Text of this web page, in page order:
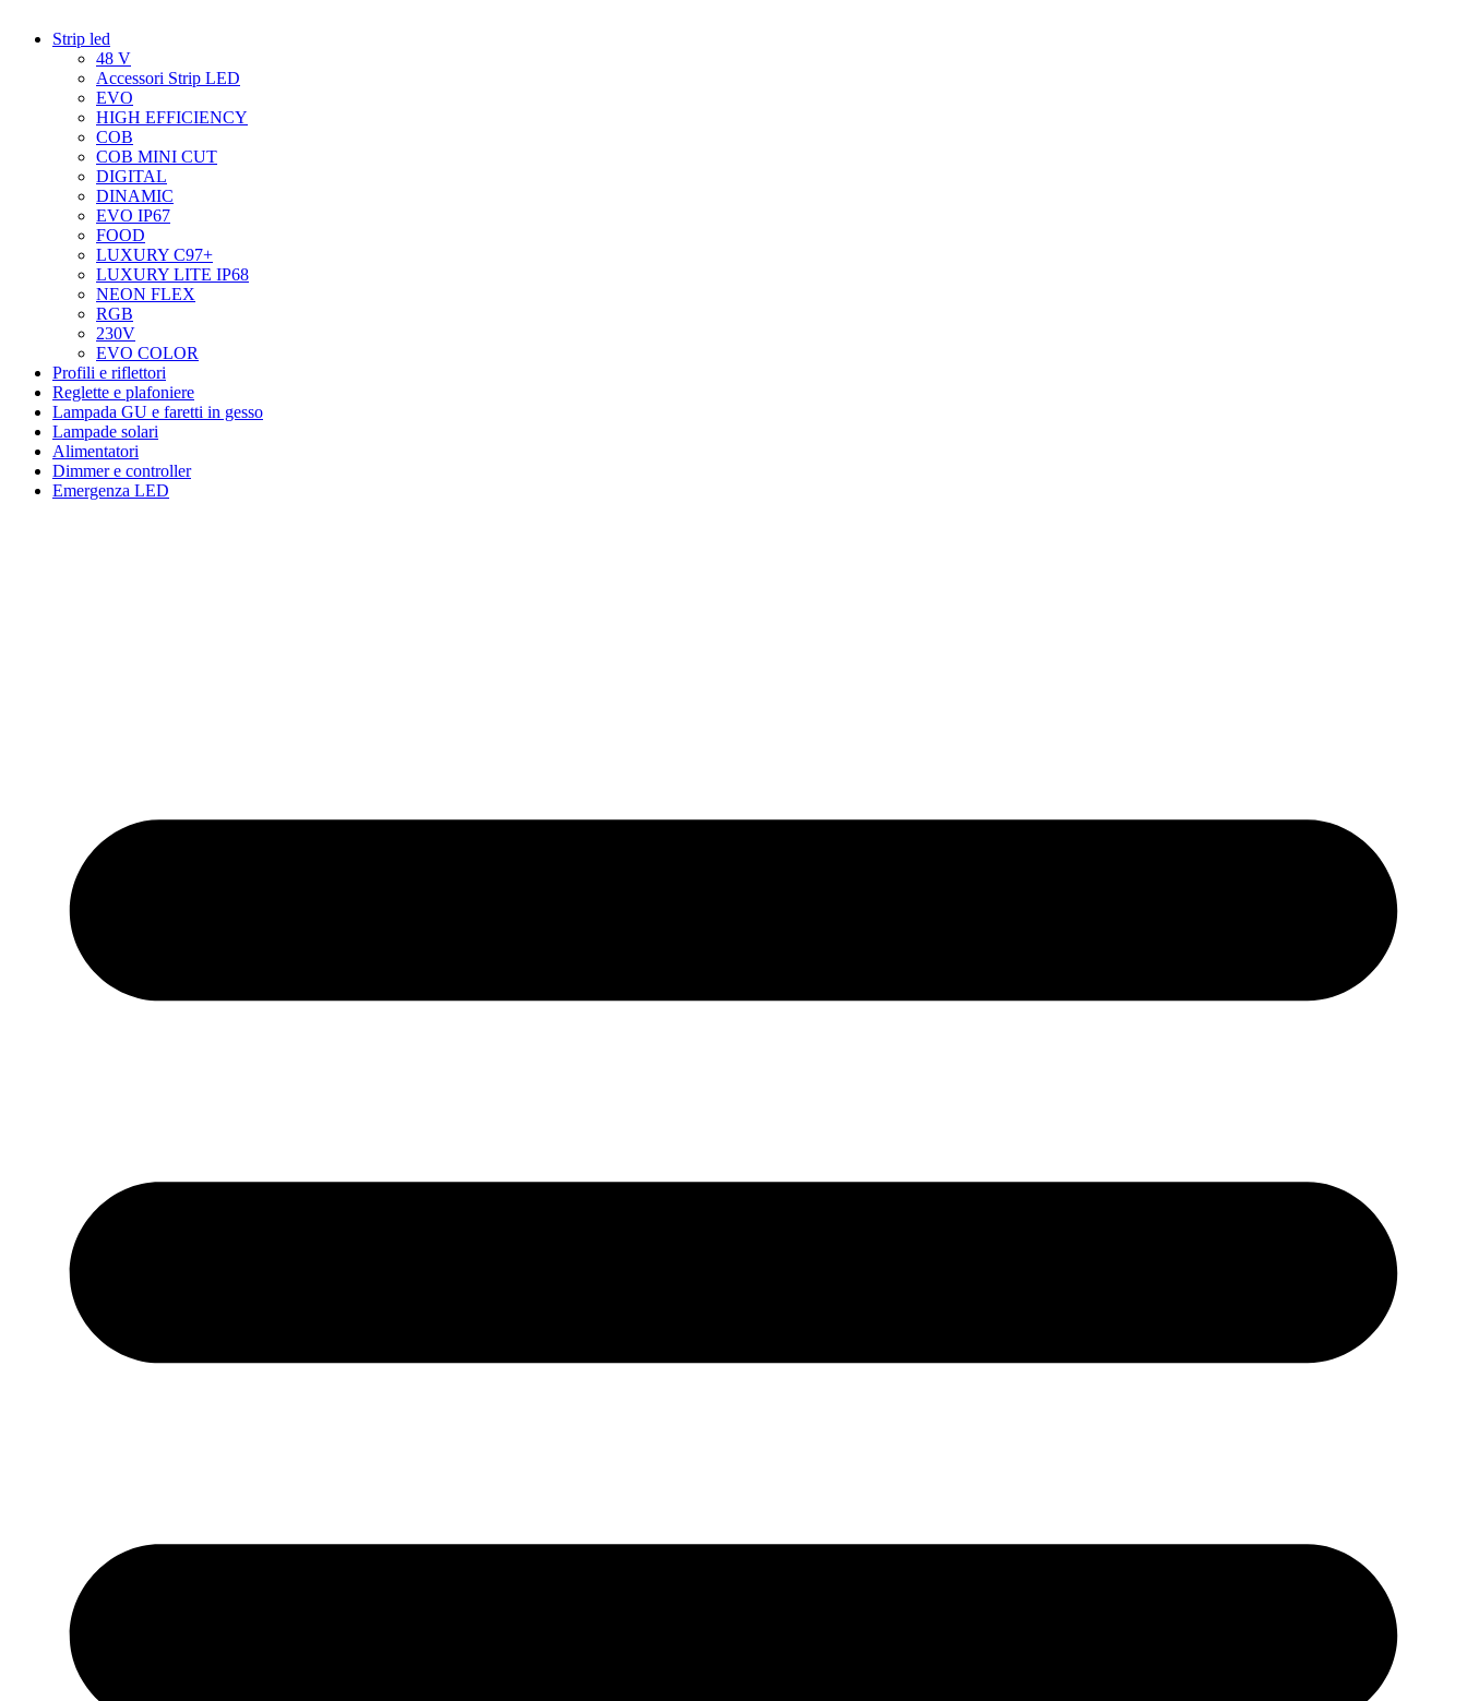
Strip led
48 V
Accessori Strip LED
EVO
HIGH EFFICIENCY
COB
COB MINI CUT
DIGITAL
DINAMIC
EVO IP67
FOOD
LUXURY C97+
LUXURY LITE IP68
NEON FLEX
RGB
230V
EVO COLOR
Profili e riflettori
Reglette e plafoniere
Lampada GU e faretti in gesso
Lampade solari
Alimentatori
Dimmer e controller
Emergenza LED